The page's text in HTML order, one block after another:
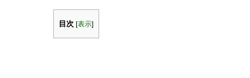
目次 [表示]